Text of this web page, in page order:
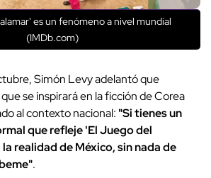
es un fenómeno a nivel mundial
(IMDb.com)
Simón Levy adelantó que
se inspirará en la ficción de Corea
al contexto nacional: "Si tienes un
que refleje 'El Juego del
realidad de México, sin nada de
.